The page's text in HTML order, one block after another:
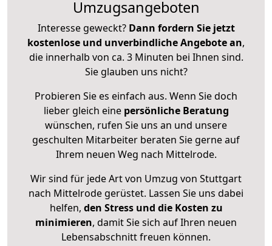
Umzugsangeboten
Interesse geweckt? Dann fordern Sie jetzt
kostenlose und unverbindliche Angebote an,
die innerhalb von ca. 3 Minuten bei Ihnen sind.
Sie glauben uns nicht?
Probieren Sie es einfach aus. Wenn Sie doch
lieber gleich eine persönliche Beratung
wünschen, rufen Sie uns an und unsere
geschulten Mitarbeiter beraten Sie gerne auf
Ihrem neuen Weg nach Mittelrode.
Wir sind für jede Art von Umzug von Stuttgart
nach Mittelrode gerüstet. Lassen Sie uns dabei
helfen, den Stress und die Kosten zu
minimieren, damit Sie sich auf Ihren neuen
Lebensabschnitt freuen können.